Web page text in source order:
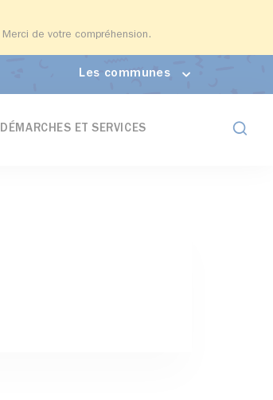
de votre compréhension.
Les communes
DÉMARCHES ET SERVICES